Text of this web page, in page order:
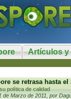
Artículos y
se retrasa hasta el
política de calidad
de Marzo de 2011, por